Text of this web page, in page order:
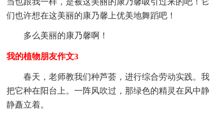
们也许想在这美丽的康乃馨上优美地舞蹈吧！
多么美丽的康乃馨啊！
我的植物朋友作文3
春天，老师教我们种芦荟，进行综合劳动实践。我
把它种在阳台上。一阵风吹过，那绿色的精灵在风中静
静矗立着。